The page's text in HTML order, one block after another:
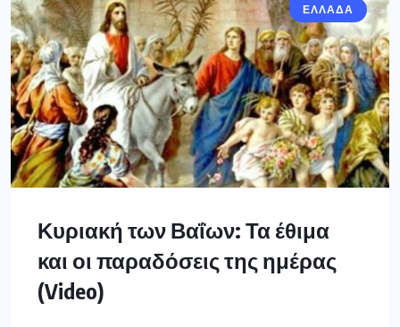
ΕΛΛΑΔΑ
Κυριακή των Βαΐων: Τα έθιμα
και οι παραδόσεις της ημέρας
(Video)